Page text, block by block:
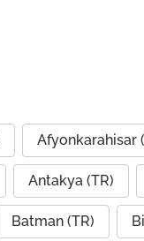
Afyonkarahisar
Antakya (TR)
Batman (TR)